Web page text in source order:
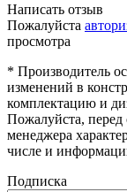
Написать отзыв
Пожалуйста
просмотра
* Производитель
изменений в
комплектацию и
Пожалуйста,
менеджера
числе и
Подписка